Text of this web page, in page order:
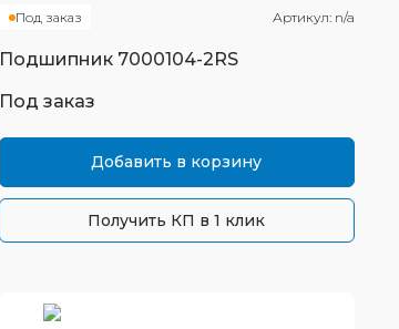
Под заказ Артикул: n/a
Подшипник 7000104-2RS
Под заказ
Добавить в корзину
Получить КП в 1 клик